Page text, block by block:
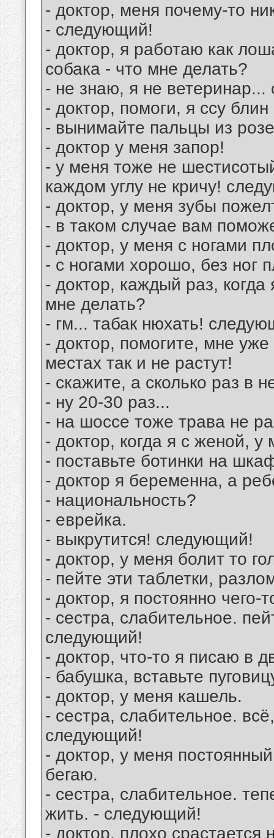
- доктор, меня почему-то
- следующий!
- доктор, я работаю как
собака - что мне делать?
- не знаю, я не
- доктор, помоги, я ссу блин
- вынимайте пальцы из
- доктор у меня запор!
- у меня тоже не
каждом углу не кричу!
- доктор, у меня зубы
- в таком случае вам
- доктор, у меня с ногами
- с ногами хорошо, без ног
- доктор, каждый раз,
мне делать?
- гм... табак нюхать!
- доктор, помогите, мне
местах так и не растут!
- скажите, а сколько раз в
- ну 20-30 раз...
- на шоссе тоже трава не
- доктор, когда я с женой,
- поставьте ботинки на
- доктор я беременна, а
- национальность?
- еврейка.
- выкрутится! следующий!
- доктор, у меня болит то
- пейте эти таблетки,
- доктор, я постоянно
- сестра, слабительное.
следующий!
- доктор, что-то я писаю в
- бабушка, вставьте
- доктор, у меня кашель.
- сестра, слабительное.
следующий!
- доктор, у меня
бегаю.
- сестра, слабительное.
жить. - следующий!
- доктор, плохо срастается